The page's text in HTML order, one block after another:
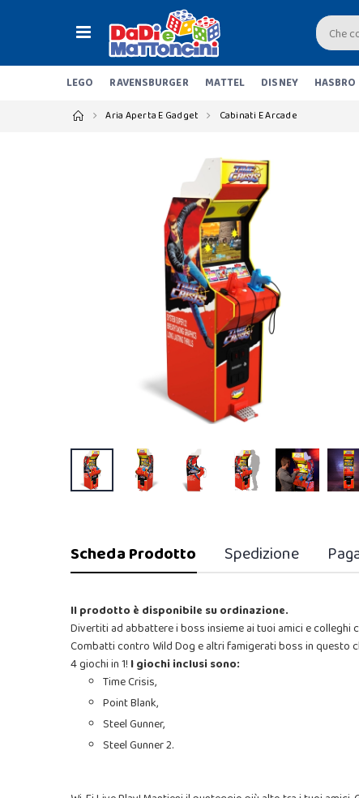
LEGO RAVENSBURGER MATTEL DISNEY HASBRO
Aria Aperta E Gadget Cabinati E Arcade
Scheda Prodotto Spedizione
Il prodotto è disponibile su ordinazione.
Divertiti ad abbattere i boss insieme ai tuoi amici e colleghi
Combatti contro Wild Dog e altri famigerati boss in questo
4 giochi in 1! I giochi inclusi sono:
Time Crisis,
Point Blank,
Steel Gunner,
Steel Gunner 2.